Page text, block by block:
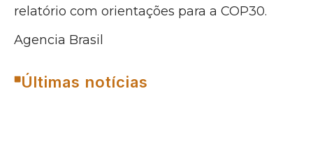
relatório com orientações para a COP30.
Agencia Brasil
Últimas notícias